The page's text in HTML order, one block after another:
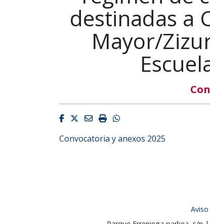
destinadas a
Mayor/
Facebook
Twitter
EmailImprimirWhatsapp
Convocatoria y anexos 2025